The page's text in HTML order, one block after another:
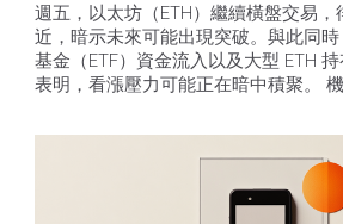
週五，以太坊（ETH）繼續橫盤交易，
近，暗示未來可能出現突破。與此同
基金（ETF）資金流入以及大型 ETH
表明，看漲壓力可能正在暗中積聚。